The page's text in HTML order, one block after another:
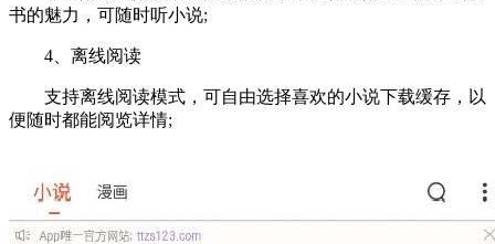
书的魅力，可随时听小说;
4、离线阅读
支持离线阅读模式，可自由选择喜欢的小说下载缓存，以
便随时都能阅览详情;